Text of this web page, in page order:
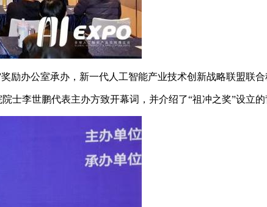
办公室承办，新一代人工智能产业技术创新战略联盟联合
李世鹏代表主办方致开幕词，并介绍了“祖冲之奖”设立的